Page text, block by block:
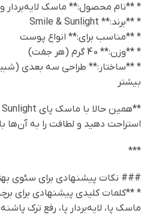
* **نام محصول:** ماسک لایه‌بردار
* **برند:** Smile & Sunlight
* **مناسب برای:** انواع پوست
* **وزن:** 40 گرم (هر جفت)
* **ساختار:** طراحی سه بعدی
بیشتر
استراحت دهید و لطافت را به آن‌ها
***
### نکات پیشنهادی برای سئوی
ماسک پا، لایه‌بردار پا، رفع ترک